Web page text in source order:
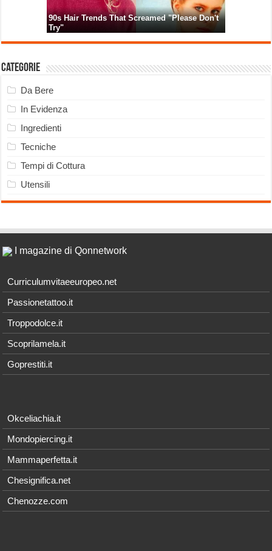
Categorie
Da Bere
In Evidenza
Ingredienti
Tecniche
Tempi di Cottura
Utensili
I magazine di Qonnetwork
Curriculumvitaeeuropeo.net
Passionetattoo.it
Troppodolce.it
Scoprilamela.it
Goprestiti.it
Okceliachia.it
Mondopiercing.it
Mammaperfetta.it
Chesignifica.net
Chenozze.com